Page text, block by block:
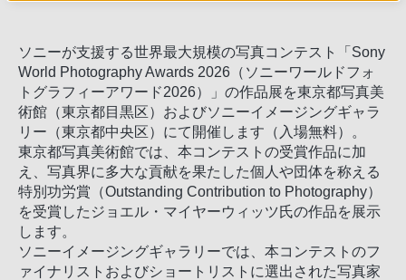
ソニーが支援する世界最大規模の写真コンテスト「Sony
World Photography Awards 2026（ソニーワールドフォ
トグラフィーアワード2026）」の作品展を東京都写真美
術館（東京都目黒区）およびソニーイメージングギャラ
リー（東京都中央区）にて開催します（入場無料）。
東京都写真美術館では、本コンテストの受賞作品に加
え、写真界に多大な貢献を果たした個人や団体を称える
特別功労賞（Outstanding Contribution to Photography）
を受賞したジョエル・マイヤーウィッツ氏の作品を展示
します。
ソニーイメージングギャラリーでは、本コンテストのフ
ァイナリストおよびショートリストに選出された写真家